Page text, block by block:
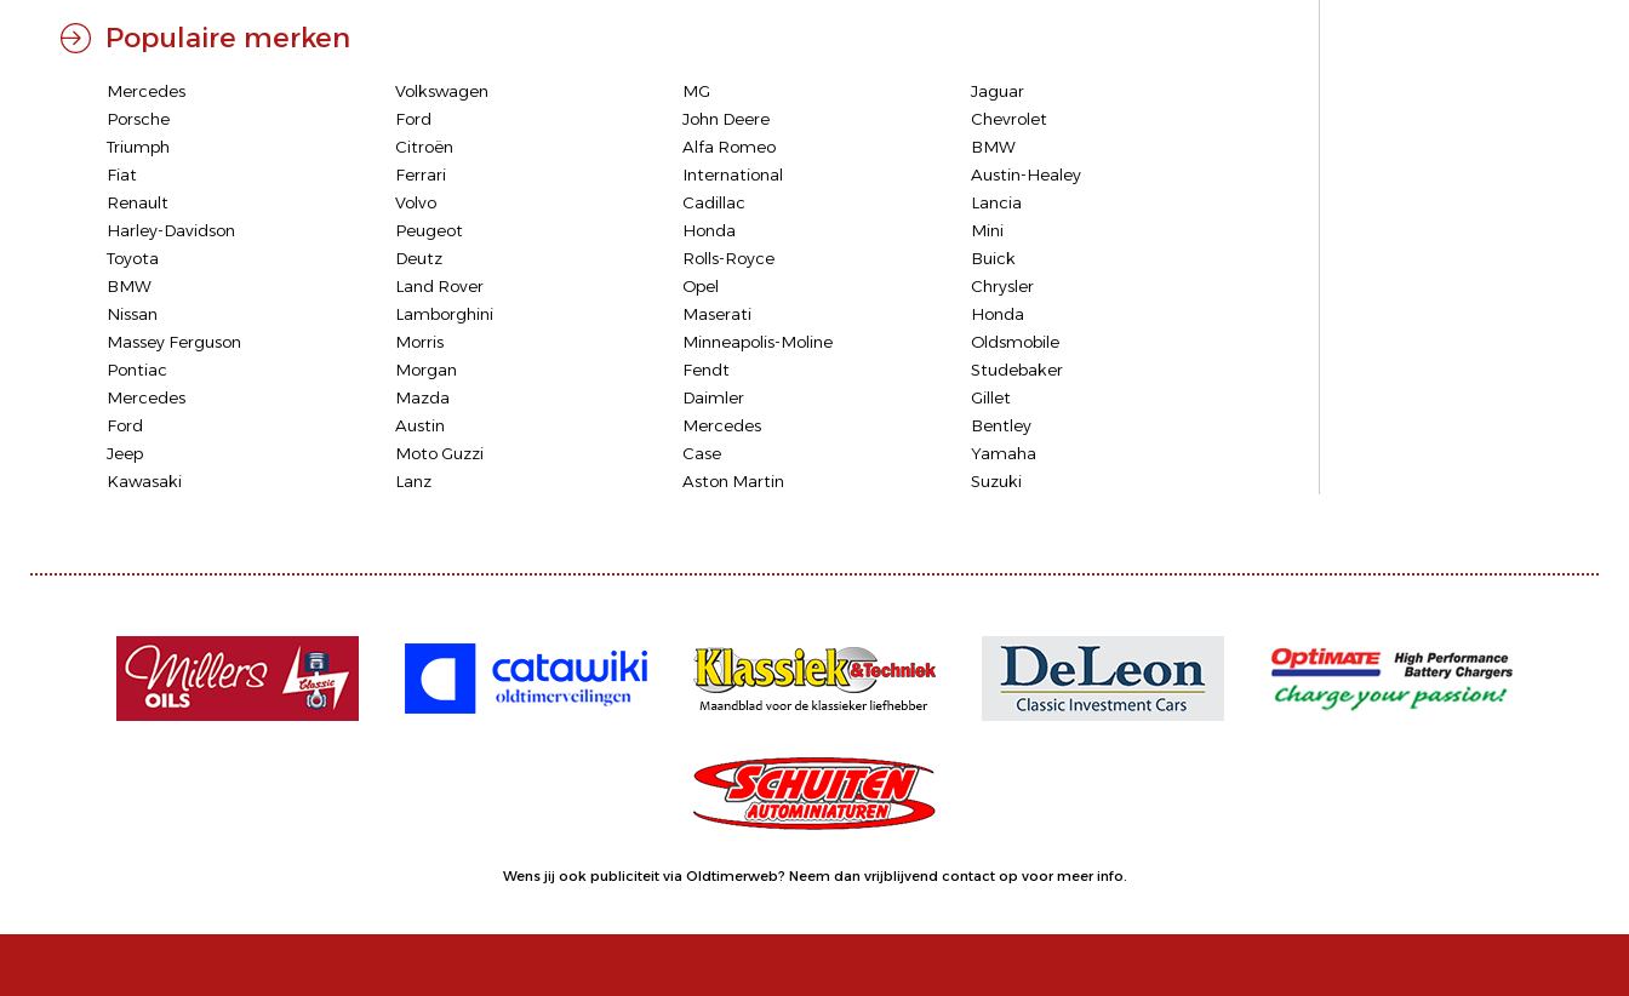
Populaire merken
Mercedes Volkswagen MG
Jaguar
Porsche
Ford John Deere
Chevrolet
Triumph
Citroën Alfa Romeo
BMW
Fiat
Ferrari International
Austin-Healey
Renault
Volvo Cadillac
Lancia
Harley-Davidson
Peugeot Honda
Mini
Toyota
Deutz Rolls-Royce
Buick
BMW
Land Rover Opel
Chrysler
Nissan
Lamborghini Maserati
Honda
Massey Ferguson
Morris Minneapolis-Moline
Oldsmobile
Pontiac
Morgan Fendt
Studebaker
Mercedes
Mazda Daimler
Gillet
Ford
Austin Mercedes
Bentley
Jeep
Moto Guzzi Case
Yamaha
Kawasaki
Lanz Aston Martin Suzuki
Wens jij ook publiciteit via Oldtimerweb? Neem dan vrijblijvend contact op voor meer info.